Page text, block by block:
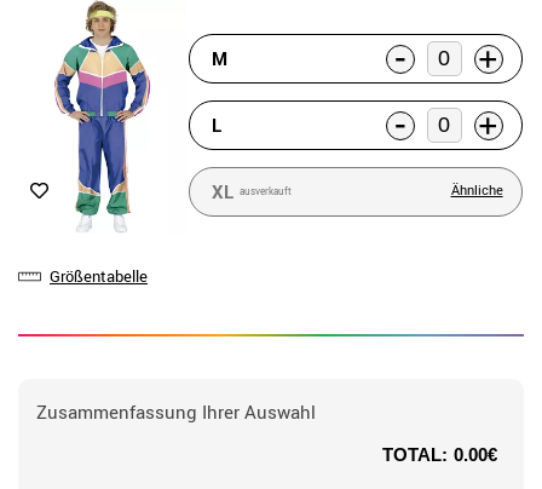
Größentabelle
M - +
L - +
XL ausverkauft Ähnliche
Zusammenfassung Ihrer Auswahl
TOTAL: 0.00€